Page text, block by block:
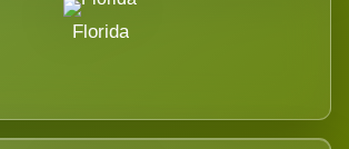
Florida